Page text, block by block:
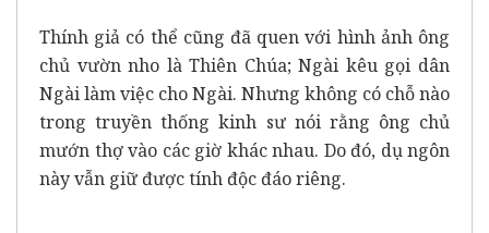
Thính giả có thể cũng đã quen với hình ảnh ông
chủ vườn nho là Thiên Chúa; Ngài kêu gọi dân
Ngài làm việc cho Ngài. Nhưng không có chỗ nào
trong truyền thống kinh sư nói rằng ông chủ
mướn thợ vào các giờ khác nhau. Do đó, dụ ngôn
này vẫn giữ được tính độc đáo riêng.